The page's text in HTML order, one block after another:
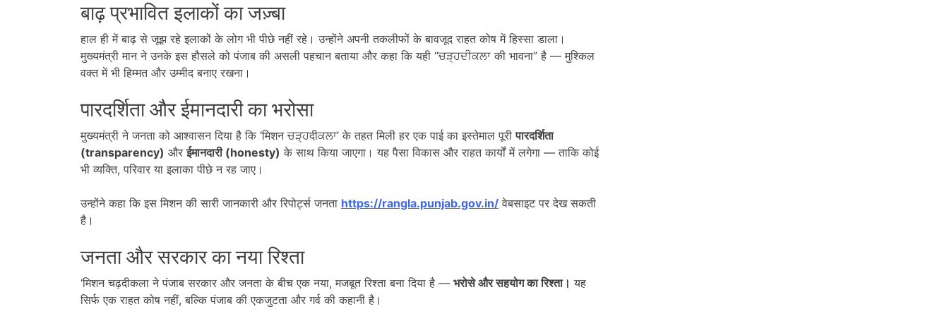
बाढ़ प्रभावित इलाकों का जज़्बा
हाल ही में बाढ़ से जूझ रहे इलाकों के लोग भी पीछे नहीं रहे। उन्होंने अपनी तकलीफों के बावजूद राहत कोष में हिस्सा डाला।
मुख्यमंत्री मान ने उनके इस हौसले को पंजाब की असली पहचान बताया और कहा कि यही “ਚੜ੍ਹਦੀਕਲਾ की भावना” है — मुश्किल
वक्त में भी हिम्मत और उम्मीद बनाए रखना।
पारदर्शिता और ईमानदारी का भरोसा
मुख्यमंत्री ने जनता को आश्वासन दिया है कि ‘मिशन ਚੜ੍ਹदीਕਲਾ’ के तहत मिली हर एक पाई का इस्तेमाल पूरीपारदर्शिता
(transparency) औरईमानदारी (honesty) के साथ किया जाएगा। यह पैसा विकास और राहत कार्यों में लगेगा — ताकि कोई
भी व्यक्ति, परिवार या इलाका पीछे न रह जाए।
उन्होंने कहा कि इस मिशन की सारी जानकारी और रिपोर्ट्स जनता https://rangla.punjab.gov.in/ वेबसाइट पर देख सकती
है।
जनता और सरकार का नया रिश्ता
‘मिशन चढ़दीकला ने पंजाब सरकार और जनता के बीच एक नया, मजबूत रिश्ता बना दिया है — भरोसे और सहयोग का रिश्ता। यह
सिर्फ एक राहत कोष नहीं, बल्कि पंजाब की एकजुटता और गर्व की कहानी है।